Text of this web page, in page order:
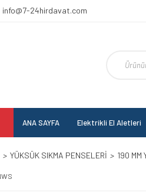
info@7-24hirdavat.com
ANA SAYFA Elektrikli El Aletleri
YÜKSÜK SIKMA PENSELERİ 190 MM